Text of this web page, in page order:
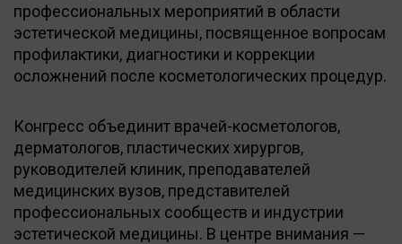
профессиональных мероприятий в области
эстетической медицины, посвященное вопросам
профилактики, диагностики и коррекции
осложнений после косметологических процедур.
Конгресс объединит врачей-косметологов,
дерматологов, пластических хирургов,
руководителей клиник, преподавателей
медицинских вузов, представителей
профессиональных сообществ и индустрии
эстетической медицины. В центре внимания —